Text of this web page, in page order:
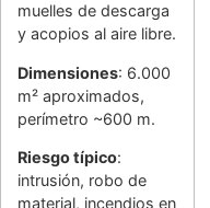
muelles de descarga
y acopios al aire libre.
Dimensiones: 6.000
m² aproximados,
perímetro ~600 m.
Riesgo típico:
intrusión, robo de
material, incendios en